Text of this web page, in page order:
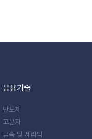
응용기술
반도체
고분자
금속 및 세라믹